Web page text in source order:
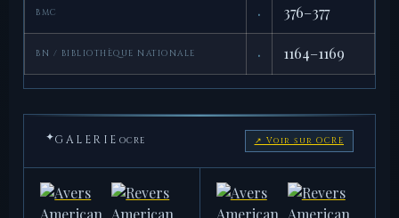
BMC · 376–377
BN / BIBLIOTHÈQUE NATIONALE · 1164–1169
✦GALERIE OCRE ↗ Voir sur OCRE